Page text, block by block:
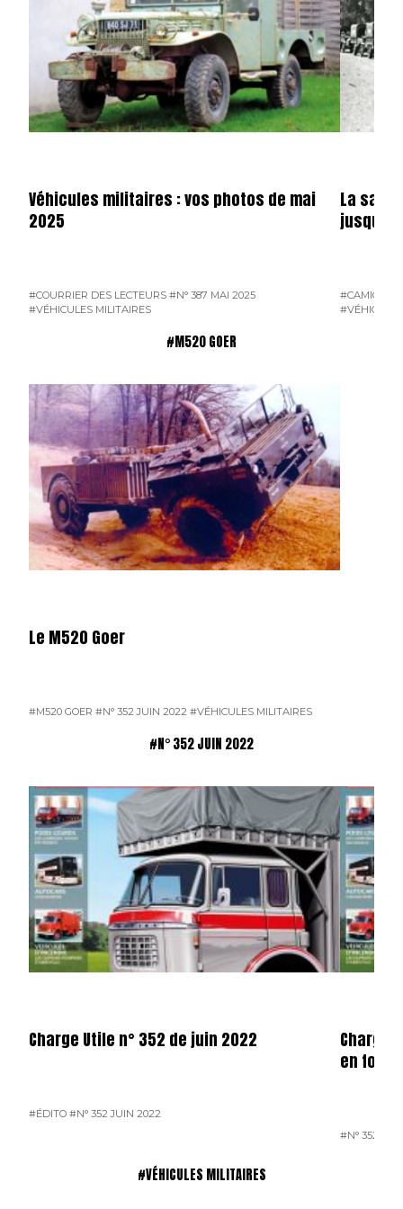
Véhicules militaires : vos photos de mai
2025
#COURRIER DES LECTEURS #N° 387 MAI 2025
#VÉHICULES MILITAIRES
La
#CAMION
#M520 GOER
Le M520 Goer
#M520 GOER #N° 352 JUIN 2022 #VÉHICULES MILITAIRES
#N° 352 JUIN 2022
Charge Utile n° 352 de juin 2022
#ÉDITO #N° 352 JUIN 2022
Charge
en
#N° 352
#VÉHICULES MILITAIRES